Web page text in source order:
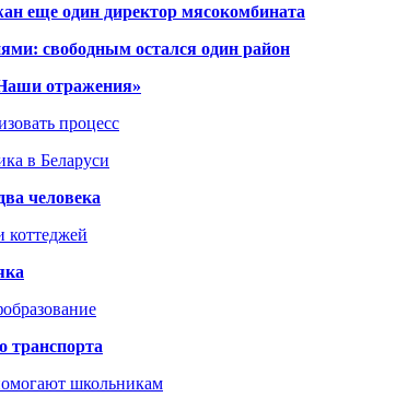
еще один директор мясокомбината
свободным остался один район
отражения»
процесс
в Беларуси
человека
коттеджей
транспорта
школьникам